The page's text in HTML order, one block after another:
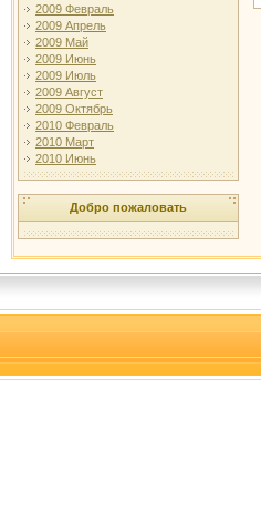
2009 Февраль
2009 Апрель
2009 Май
2009 Июнь
2009 Июль
2009 Август
2009 Октябрь
2010 Февраль
2010 Март
2010 Июнь
Добро пожаловать